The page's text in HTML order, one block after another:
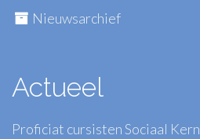
Nieuwsarchief
Actueel
Proficiat cursisten Sociaal